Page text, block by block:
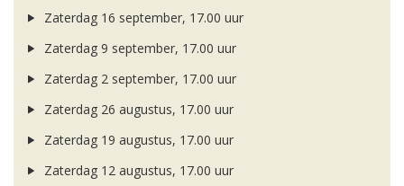
Zaterdag 16 september, 17.00 uur
Zaterdag 9 september, 17.00 uur
Zaterdag 2 september, 17.00 uur
Zaterdag 26 augustus, 17.00 uur
Zaterdag 19 augustus, 17.00 uur
Zaterdag 12 augustus, 17.00 uur